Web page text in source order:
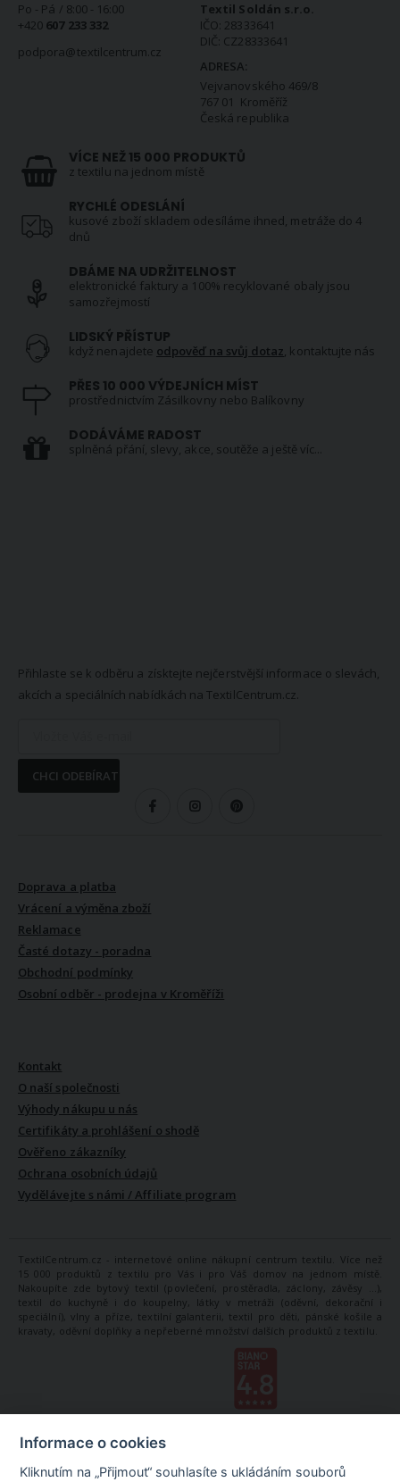
Po - Pá / 8:00 - 16:00
+420 607 233 332
podpora@textilcentrum.cz
Textil Soldán s.r.o.
IČO: 28333641
DIČ: CZ28333641
ADRESA:
Vejvanovského 469/8
767 01 Kroměříž
Česká republika
VÍCE NEŽ 15 000 PRODUKTŮ
z textilu na jednom místě
RYCHLÉ ODESLÁNÍ
kusové zboží skladem odesíláme ihned, metráže do 4
dnů
DBÁME NA UDRŽITELNOST
elektronické faktury a 100% recyklované obaly jsou
samozřejmostí
LIDSKÝ PŘÍSTUP
když nenajdete odpověď na svůj dotaz, kontaktujte nás
PŘES 10 000 VÝDEJNÍCH MÍST
prostřednictvím Zásilkovny nebo Balíkovny
DODÁVÁME RADOST
splněná přání, slevy, akce, soutěže a ještě víc...
Přihlaste se k odběru a získtejte nejčerstvější informace o slevách,
akcích a speciálních nabídkách na TextilCentrum.cz.
CHCI ODEBÍRAT
Doprava a platba
Vrácení a výměna zboží
Reklamace
Časté dotazy - poradna
Obchodní podmínky
Osobní odběr - prodejna v Kroměříži
Kontakt
O naší společnosti
Výhody nákupu u nás
Certifikáty a prohlášení o shodě
Ověřeno zákazníky
Ochrana osobních údajů
Vydělávejte s námi / Affiliate program
TextilCentrum.cz - internetové online nákupní centrum textilu. Více než
15 000 produktů z textilu pro Vás i pro Váš domov na jednom místě.
Nakoupíte zde bytový textil (povlečení, prostěradla, záclony, závěsy ...),
textil do kuchyně i do koupelny, látky v metráži (oděvní, dekorační i
speciální), vlny a příze, textilní galanterii, textil pro děti, pánské košile a
kravaty, oděvní doplňky a nepřeberné množství dalších produktů z textilu.
Informace o cookies
Kliknutím na „Přijmout“ souhlasíte s ukládáním souborů